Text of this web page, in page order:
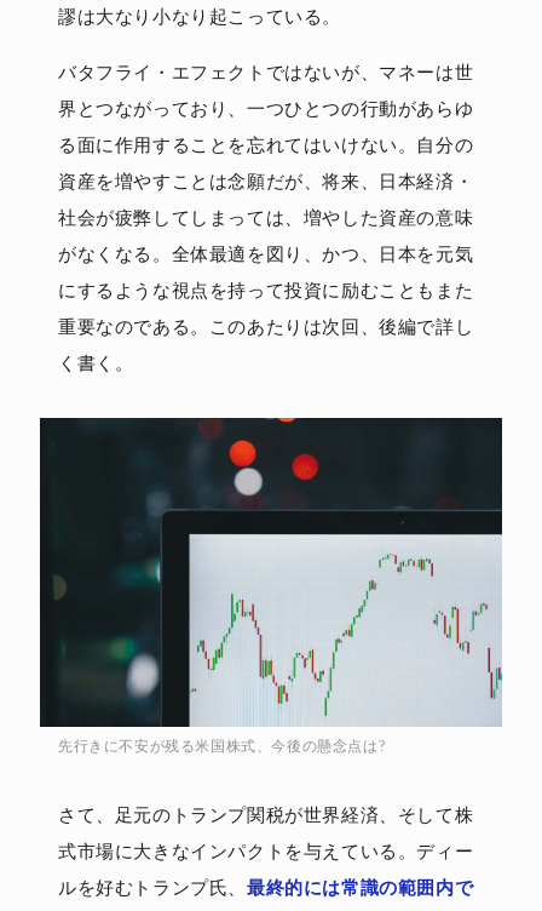
謬は大なり小なり起こっている。
バタフライ・エフェクトではないが、マネーは世
界とつながっており、一つひとつの行動があらゆ
る面に作用することを忘れてはいけない。自分の
資産を増やすことは念願だが、将来、日本経済・
社会が疲弊してしまっては、増やした資産の意味
がなくなる。全体最適を図り、かつ、日本を元気
にするような視点を持って投資に励むこともまた
重要なのである。このあたりは次回、後編で詳し
く書く。
先行きに不安が残る米国株式、今後の懸念点は?
さて、足元のトランプ関税が世界経済、そして株
式市場に大きなインパクトを与えている。ディー
ルを好むトランプ氏、 最終的には常識の範囲内で